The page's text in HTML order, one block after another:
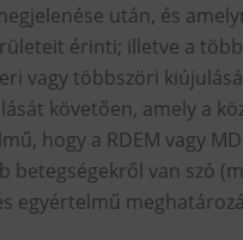
után, és
érinti; illetve a
vagy többszöri
követően, amely a
hogy a RDEM vagy
betegségekről van szó
egyértelmű